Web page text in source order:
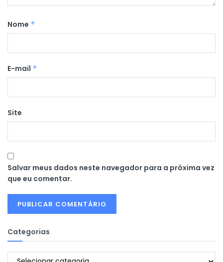
Nome *
E-mail *
Site
Salvar meus dados neste navegador para a próxima vez
que eu comentar.
Categorias
Categorias